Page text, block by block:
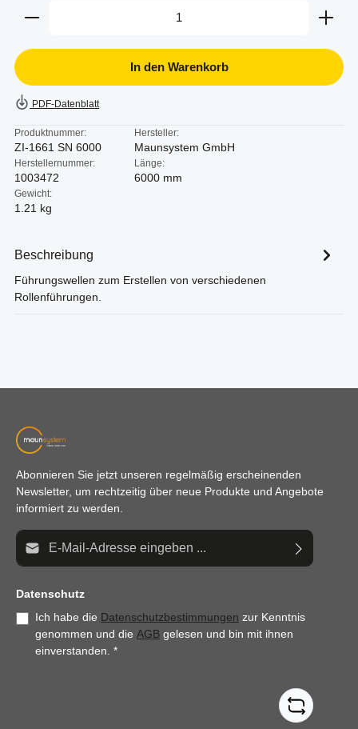
Produkt Anzahl: Gib den gewünschten Wert ein
In den Warenkorb
PDF-Datenblatt
Produktnummer:
ZI-1661 SN 6000
Hersteller:
Maunsystem GmbH
Herstellernummer:
1003472
Länge:
6000 mm
Gewicht:
1.21 kg
Beschreibung
Führungswellen zum Erstellen von verschiedenen
Rollenführungen.
Abonnieren Sie jetzt unseren regelmäßig erscheinenden
Newsletter, um rechtzeitig über neue Produkte und Angebote
informiert zu werden.
E-Mail-Adresse*
Datenschutz
Ich habe die Datenschutzbestimmungen zur Kenntnis
genommen und die AGB gelesen und bin mit ihnen
einverstanden. *